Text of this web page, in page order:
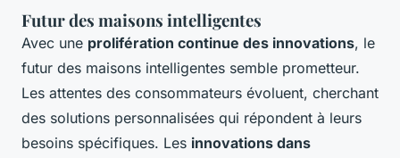
Futur des maisons intelligentes
Avec une prolifération continue des innovations, le
futur des maisons intelligentes semble prometteur.
Les attentes des consommateurs évoluent, cherchant
des solutions personnalisées qui répondent à leurs
besoins spécifiques. Les innovations dans